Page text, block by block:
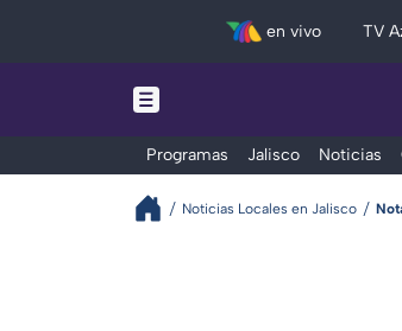
en vivo TV
Programas Jalisco Noticias
Noticias Locales en Jalisco